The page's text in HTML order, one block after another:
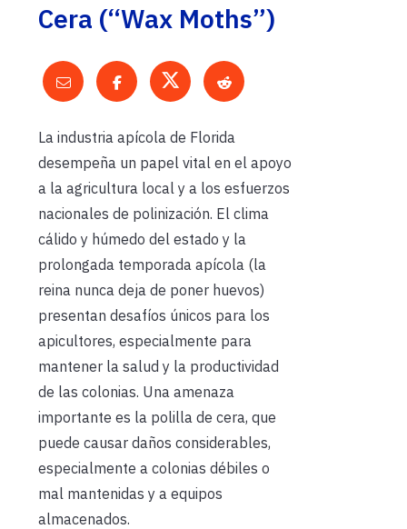
Cera (“Wax Moths”)
La industria apícola de Florida
desempeña un papel vital en el apoyo
a la agricultura local y a los esfuerzos
nacionales de polinización. El clima
cálido y húmedo del estado y la
prolongada temporada apícola (la
reina nunca deja de poner huevos)
presentan desafíos únicos para los
apicultores, especialmente para
mantener la salud y la productividad
de las colonias. Una amenaza
importante es la polilla de cera, que
puede causar daños considerables,
especialmente a colonias débiles o
mal mantenidas y a equipos
almacenados.